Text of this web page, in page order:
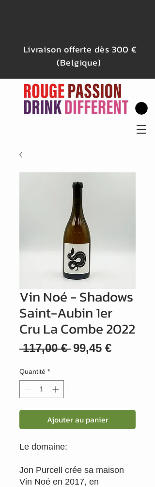
Livraison offerte dès 300 €
(Belgique)
Vin Noé - Shadows
Saint-Aubin 1er
Cru La Combe 2022
117,00 € Prix
99,45 €Prix
Quantité *
Ajouter au panier
Le domaine:
Jon Purcell crée sa maison
Vin Noé en 2017, en